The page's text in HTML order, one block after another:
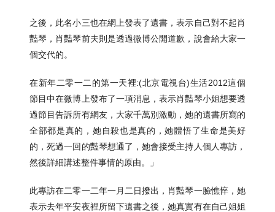
之後，此名小三也在網上發表了遺書，表示自己對不起肖
豔琴，肖豔琴前夫則是透過微博公開道歉，說會給大家一
個交代的。
在新年二零一二的第一天裡:(北京電視台)生活2012這個
節目中在微博上發布了一項消息，表示肖豔琴小姐想要透
過節目告訴所有網友，大家千萬別激動，她的遺書所寫的
全部都是真的，她自殺也是真的，她體悟了生命是美好
的，死過一回的豔琴想通了，她會接受主持人個人專訪，
然後詳細講述整件事情的原由。」
此專訪在二零一二年一月二日撥出，肖豔琴一臉憔悴，她
表示去年平安夜裡所留下遺書之後，她真實有在自己姐姐